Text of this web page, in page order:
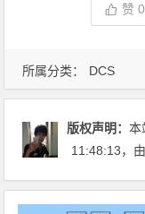
所属分类： DCS
赞0
版权声明：本
11:48:13，由